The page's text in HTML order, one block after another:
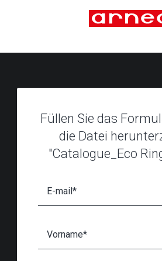
Füllen Sie das
die Datei
"Catalogue_Eco